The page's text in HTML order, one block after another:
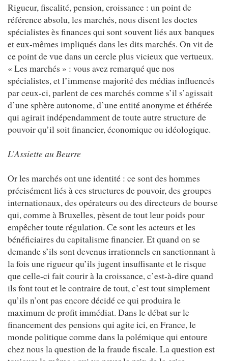
Rigueur, fiscalité, pension, croissance : un point de
référence absolu, les marchés, nous disent les doctes
spécialistes ès finances qui sont souvent liés aux banques
et eux-mêmes impliqués dans les dits marchés. On vit de
ce point de vue dans un cercle plus vicieux que vertueux.
« Les marchés » : vous avez remarqué que nos
spécialistes, et l’immense majorité des médias influencés
par ceux-ci, parlent de ces marchés comme s’il s’agissait
d’une sphère autonome, d’une entité anonyme et éthérée
qui agirait indépendamment de toute autre structure de
pouvoir qu’il soit financier, économique ou idéologique.
L’Assiette au Beurre
Or les marchés ont une identité : ce sont des hommes
précisément liés à ces structures de pouvoir, des groupes
internationaux, des opérateurs ou des directeurs de bourse
qui, comme à Bruxelles, pèsent de tout leur poids pour
empêcher toute régulation. Ce sont les acteurs et les
bénéficiaires du capitalisme financier. Et quand on se
demande s’ils sont devenus irrationnels en sanctionnant à
la fois une rigueur qu’ils jugent insuffisante et le risque
que celle-ci fait courir à la croissance, c’est-à-dire quand
ils font tout et le contraire de tout, c’est tout simplement
qu’ils n’ont pas encore décidé ce qui produira le
maximum de profit immédiat. Dans le débat sur le
financement des pensions qui agite ici, en France, le
monde politique comme dans la polémique qui entoure
chez nous la question de la fraude fiscale. La question est